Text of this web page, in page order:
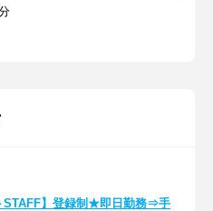
STAFF】登録制★即日勤務⇒手